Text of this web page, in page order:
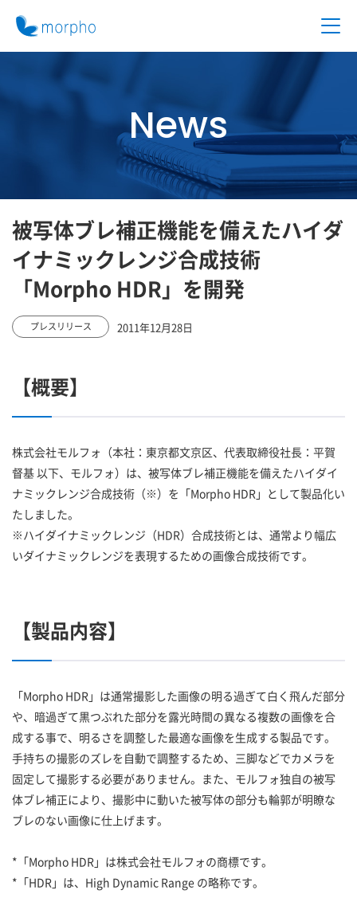
News
被写体ブレ補正機能を備えたハイダ
イナミックレンジ合成技術
「Morpho HDR」を開発
プレスリリース 2011年12月28日
【概要】
株式会社モルフォ（本社：東京都文京区、代表取締役社長：平賀
督基 以下、モルフォ）は、被写体ブレ補正機能を備えたハイダイ
ナミックレンジ合成技術（※）を「Morpho HDR」として製品化い
たしました。
※ハイダイナミックレンジ（HDR）合成技術とは、通常より幅広
いダイナミックレンジを表現するための画像合成技術です。
【製品内容】
「Morpho HDR」は通常撮影した画像の明る過ぎて白く飛んだ部分
や、暗過ぎて黒つぶれた部分を露光時間の異なる複数の画像を合
成する事で、明るさを調整した最適な画像を生成する製品です。
手持ちの撮影のズレを自動で調整するため、三脚などでカメラを
固定して撮影する必要がありません。また、モルフォ独自の被写
体ブレ補正により、撮影中に動いた被写体の部分も輪郭が明瞭な
ブレのない画像に仕上げます。
*「Morpho HDR」は株式会社モルフォの商標です。
*「HDR」は、High Dynamic Range の略称です。